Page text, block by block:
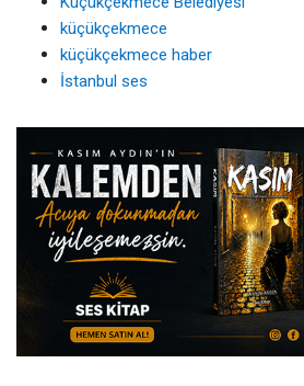
küçükçekmece
küçükçekmece haber
İstanbul ses